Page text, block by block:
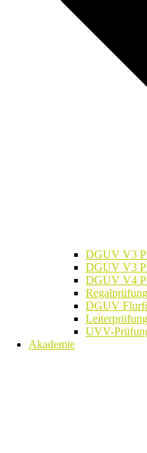
DGUV V3
DGUV V3
DGUV V4
Regalprüfung
DGUV
Leiterprüfung
UVV-
Akademie